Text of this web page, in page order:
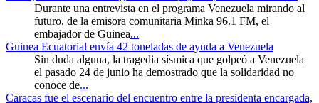
Durante una entrevista en el programa Venezuela mirando al
futuro, de la emisora comunitaria Minka 96.1 FM, el
embajador de Guinea...
Guinea Ecuatorial envía 42 toneladas de ayuda a Venezuela
Sin duda alguna, la tragedia sísmica que golpeó a Venezuela
el pasado 24 de junio ha demostrado que la solidaridad no
conoce de...
Caracas fue el escenario del encuentro entre la presidenta encargada,